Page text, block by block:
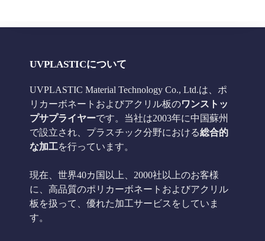
UVPLASTICについて
UVPLASTIC Material Technology Co., Ltd.は、ポ
リカーボネートおよびアクリル板のワンストッ
プサプライヤーです。当社は2003年に中国蘇州
で設立され、プラスチック分野における総合的
な加工を行っています。
現在、世界40カ国以上、2000社以上のお客様
に、高品質のポリカーボネートおよびアクリル
板を扱って、優れた加工サービスをしていま
す。